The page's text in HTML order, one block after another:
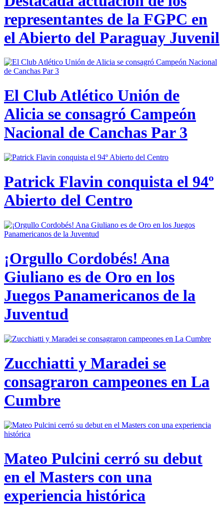
representantes de la FGPC en
el Abierto del Paraguay Juvenil
El Club Atlético Unión de
Alicia se consagró Campeón
Nacional de Canchas Par 3
Patrick Flavin conquista el 94º
Abierto del Centro
¡Orgullo Cordobés! Ana
Giuliano es de Oro en los
Juegos Panamericanos de la
Juventud
Zucchiatti y Maradei se
consagraron campeones en La
Cumbre
Mateo Pulcini cerró su debut
en el Masters con una
experiencia histórica